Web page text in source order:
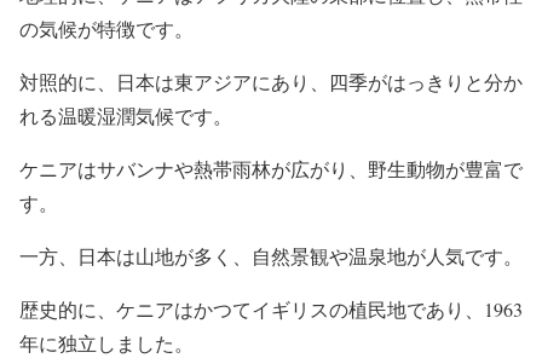
の気候が特徴です。
対照的に、日本は東アジアにあり、四季がはっきりと分か
れる温暖湿潤気候です。
ケニアはサバンナや熱帯雨林が広がり、野生動物が豊富で
す。
一方、日本は山地が多く、自然景観や温泉地が人気です。
歴史的に、ケニアはかつてイギリスの植民地であり、1963
年に独立しました。